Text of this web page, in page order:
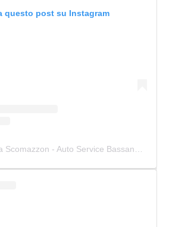
questo post su Instagram